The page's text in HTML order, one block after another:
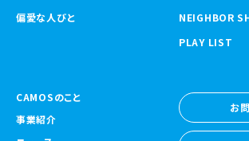
偏愛な人びと
NEIGHBOR
PLAY LIST
CAMOSのこと
事業紹介
お
お